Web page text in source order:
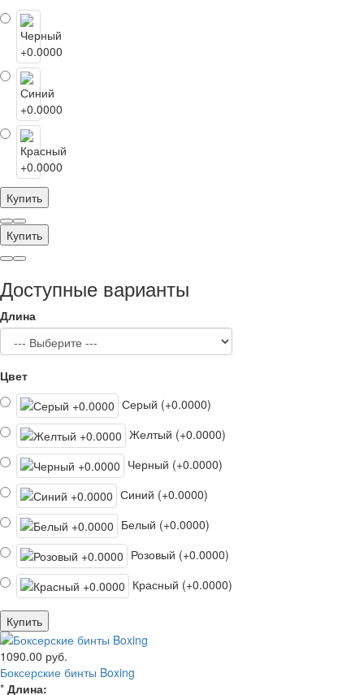
Купить
Купить
Доступные варианты
Длина
Цвет
Серый (+0.0000)
Желтый (+0.0000)
Черный (+0.0000)
Синий (+0.0000)
Белый (+0.0000)
Розовый (+0.0000)
Красный (+0.0000)
Купить
1090.00 руб.
Боксерские бинты Boxing
* Длина: